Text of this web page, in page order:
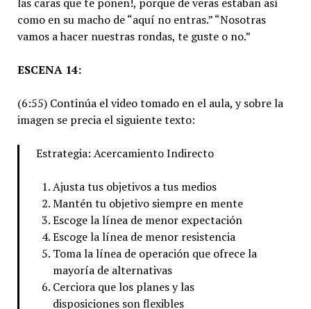
como en su macho de “aquí no entras.” “Nosotras
vamos a hacer nuestras rondas, te guste o no.”
ESCENA 14:
(6:55) Continúa el video tomado en el aula, y sobre la
imagen se precia el siguiente texto:
Estrategia: Acercamiento Indirecto
Ajusta tus objetivos a tus medios
Mantén tu objetivo siempre en mente
Escoge la línea de menor expectación
Escoge la línea de menor resistencia
Toma la línea de operación que ofrece la
mayoría de alternativas
Cerciora que los planes y las
disposiciones son flexibles